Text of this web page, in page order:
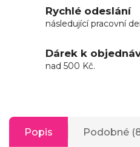
Rychlé odeslání
následující pracovní
Dárek k
nad 500 Kč.
Popis Podobné